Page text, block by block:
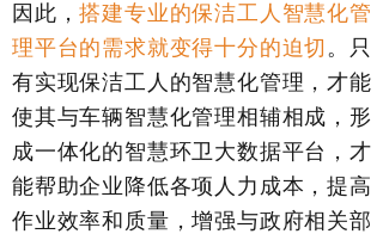
因此，搭建专业的保洁工人智慧化管
理平台的需求就变得十分的迫切 。只
有实现保洁工人的智慧化管理，才能
使其与车辆智慧化管理相辅相成，形
成一体化的智慧环卫大数据平台，才
能帮助企业降低各项人力成本，提高
作业效率和质量，增强与政府相关部